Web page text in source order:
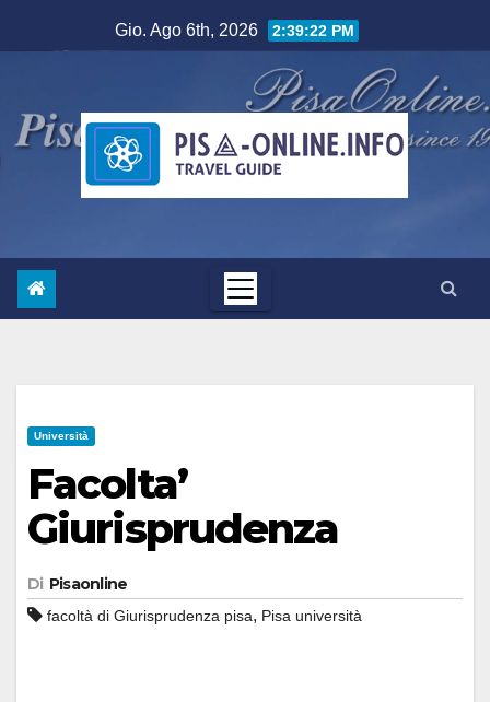
al
Gio. Ago 6th, 2026 2:39:23 PM
Università
Facolta’
Giurisprudenza
Di Pisaonline
facoltà di Giurisprudenza pisa, Pisa università